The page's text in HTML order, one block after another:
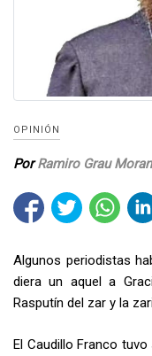
OPINIÓN
PorRamiro Grau
Algunos periodistas
diera un aquel a
Rasputín del zar y la
El Caudillo Franco